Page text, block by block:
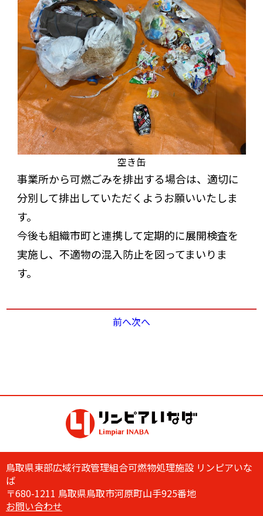
空き缶
事業所から可燃ごみを排出する場合は、適切に
分別して排出していただくようお願いいたしま
す。
今後も組織市町と連携して定期的に展開検査を
実施し、不適物の混入防止を図ってまいりま
す。
前へ次へ
鳥取県東部広域行政管理組合可燃物処理施設 リンピアいな
ば
〒680-1211 鳥取県鳥取市河原町山手925番地
お問い合わせ